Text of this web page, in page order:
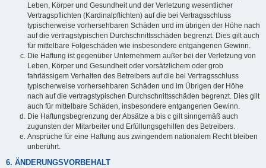
Leben, Körper und Gesundheit und der Verletzung wesentlicher
Vertragspflichten (Kardinalpflichten) auf die bei Vertragsschluss
typischerweise vorhersehbaren Schäden und im übrigen der Höhe nach
auf die vertragstypischen Durchschnittsschäden begrenzt. Dies gilt auch
für mittelbare Folgeschäden wie insbesondere entgangenen Gewinn.
Die Haftung ist gegenüber Unternehmern außer bei der Verletzung von
Leben, Körper und Gesundheit oder vorsätzlichem oder grob
fahrlässigem Verhalten des Betreibers auf die bei Vertragsschluss
typischerweise vorhersehbaren Schäden und im Übrigen der Höhe
nach auf die vertragstypischen Durchschnittsschäden begrenzt. Dies gilt
auch für mittelbare Schäden, insbesondere entgangenen Gewinn.
Die Haftungsbegrenzung der Absätze a bis c gilt sinngemäß auch
zugunsten der Mitarbeiter und Erfüllungsgehilfen des Betreibers.
Ansprüche für eine Haftung aus zwingendem nationalem Recht bleiben
unberührt.
6. ÄNDERUNGSVORBEHALT